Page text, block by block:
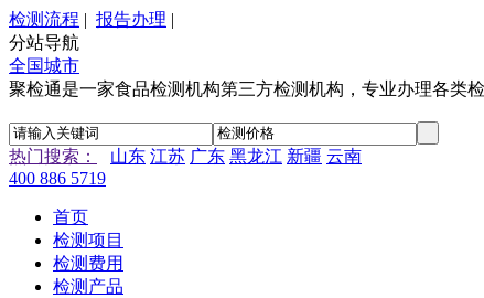
检测流程 | 报告办理 |
分站导航
全国城市
聚检通是一家食品检测机构第三方检测机构，专业办理各类检
热门搜索： 山东 江苏 广东 黑龙江 新疆 云南
400 886 5719
首页
检测项目
检测费用
检测产品